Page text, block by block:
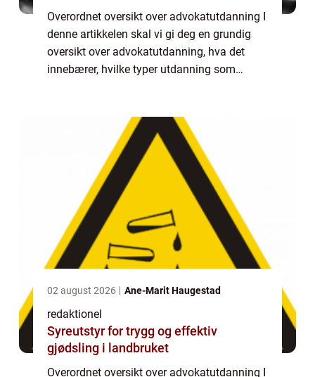
Overordnet oversikt over advokatutdanning I
denne artikkelen skal vi gi deg en grundig
oversikt over advokatutdanning, hva det
innebærer, hvilke typer utdanning som
02 august 2026 Ane-Marit Haugestad
redaktionel
Syreutstyr for trygg og effektiv
gjødsling i landbruket
Overordnet oversikt over advokatutdanning I